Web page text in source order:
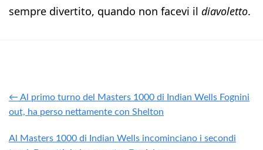
sempre divertito, quando non facevi il diavoletto.
← Al primo turno del Masters 1000 di Indian Wells Fognini
out, ha perso nettamente con Shelton
Al Masters 1000 di Indian Wells incominciano i secondi